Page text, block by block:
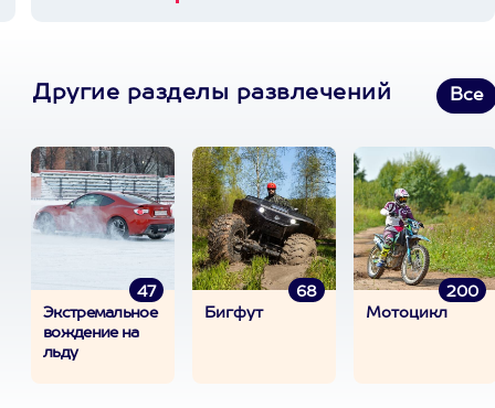
Другие разделы развлечений Все
47
Экстремальное
вождение на
льду
68
Бигфут
200
Мотоцикл